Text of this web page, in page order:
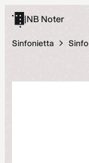
Hopp
innhold
|NB Noter
Sinfonietta